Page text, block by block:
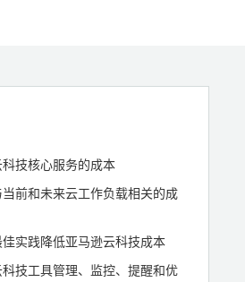
技核心服务的成本
前和未来云工作负载相关的成
实践降低亚马逊云科技成本
技工具管理、监控、提醒和优